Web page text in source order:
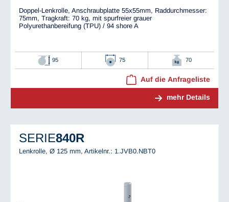
Doppel-Lenkrolle, Anschraubplatte 55x55mm, Raddurchmesser:
75mm, Tragkraft: 70 kg, mit spurfreier grauer
Polyurethanbereifung (TPU) / 94 shore A
95 75 70
Auf die Anfrageliste
mehr Details
SERIE840R
Lenkrolle, Ø 125 mm, Artikelnr.: 1.JVB0.NBT0